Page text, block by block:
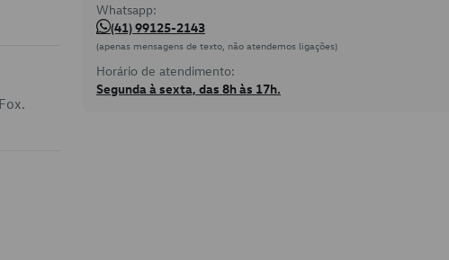
Whatsapp:
(41) 99125-2143
(apenas mensagens de texto, não atendemos ligações)
Horário de atendimento:
Segunda à sexta, das 8h às 17h.